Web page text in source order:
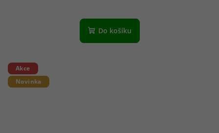
Do košíku
Akce
Novinka